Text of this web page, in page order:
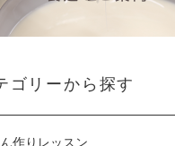
ゴリーから探す
作りレッスン